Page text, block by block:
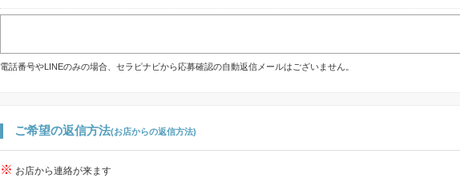
電話番号やLINEのみの場合、セラピナビから応募確認の自動返信メールはございません。
ご希望の返信方法(お店からの返信方法)
※ お店から連絡が来ます